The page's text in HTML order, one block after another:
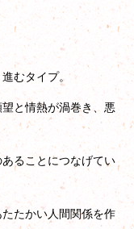
むタイプ。
と情熱が渦巻き、悪
ることにつなげてい
たかい人間関係を作